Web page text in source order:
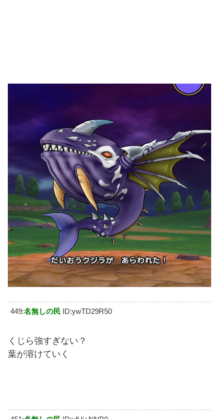
449:名無しの民 ID:ywTD29R50
くじら強すぎない？
葉が溶けていく